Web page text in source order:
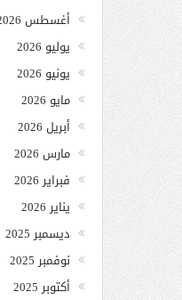
أغسطس 2026
يوليو 2026
يونيو 2026
مايو 2026
أبريل 2026
مارس 2026
فبراير 2026
يناير 2026
ديسمبر 2025
نوفمبر 2025
أكتوبر 2025